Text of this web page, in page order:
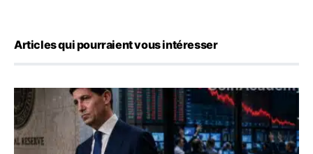
Articles qui pourraient vous intéresser
Kevin Warsh maintient sa communication minimaliste